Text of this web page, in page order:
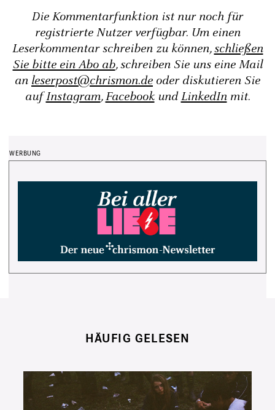
Die Kommentarfunktion ist nur noch für
registrierte Nutzer verfügbar. Um einen
Leserkommentar schreiben zu können,schließen
Sie bitte ein Abo ab, schreiben Sie uns eine Mail
an leserpost@chrismon.de oder diskutieren Sie
aufInstagram,FacebookundLinkedInmit.
HÄUFIG GELESEN